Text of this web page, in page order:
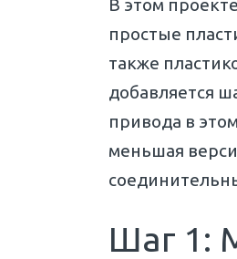
В этом
простые
также
добавляется
привода в
меньшая
Шаг 1: